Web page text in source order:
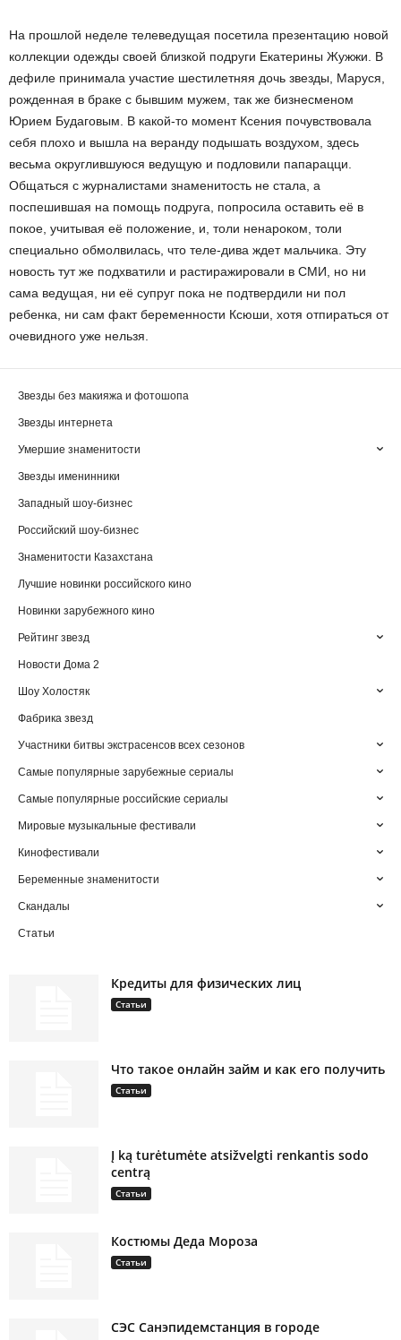
На прошлой неделе телеведущая посетила презентацию новой
коллекции одежды своей близкой подруги Екатерины Жужжи. В
дефиле принимала участие шестилетняя дочь звезды, Маруся,
рожденная в браке с бывшим мужем, так же бизнесменом
Юрием Будаговым. В какой-то момент Ксения почувствовала
себя плохо и вышла на веранду подышать воздухом, здесь
весьма округлившуюся ведущую и подловили папарацци.
Общаться с журналистами знаменитость не стала, а
поспешившая на помощь подруга, попросила оставить её в
покое, учитывая её положение, и, толи ненароком, толи
специально обмолвилась, что теле-дива ждет мальчика. Эту
новость тут же подхватили и растиражировали в СМИ, но ни
сама ведущая, ни её супруг пока не подтвердили ни пол
ребенка, ни сам факт беременности Ксюши, хотя отпираться от
очевидного уже нельзя.
Звезды без макияжа и фотошопа
Звезды интернета
Умершие знаменитости
Звезды именинники
Западный шоу-бизнес
Российский шоу-бизнес
Знаменитости Казахстана
Лучшие новинки российского кино
Новинки зарубежного кино
Рейтинг звезд
Новости Дома 2
Шоу Холостяк
Фабрика звезд
Участники битвы экстрасенсов всех сезонов
Самые популярные зарубежные сериалы
Самые популярные российские сериалы
Мировые музыкальные фестивали
Кинофестивали
Беременные знаменитости
Скандалы
Статьи
Кредиты для физических лиц
Статьи
Что такое онлайн займ и как его получить
Статьи
Į ką turėtumėte atsižvelgti renkantis sodo
centrą
Статьи
Костюмы Деда Мороза
Статьи
СЭС Санэпидемстанция в городе